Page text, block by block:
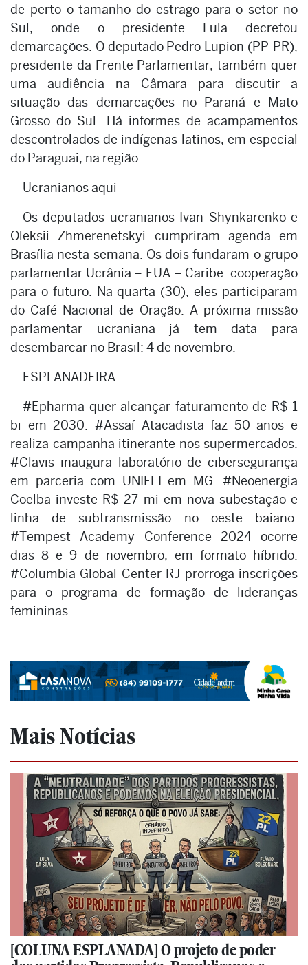
de perto o tamanho do estrago para o setor no
Sul, onde o presidente Lula decretou
demarcações. O deputado Pedro Lupion (PP-PR),
presidente da Frente Parlamentar, também quer
uma audiência na Câmara para discutir a
situação das demarcações no Paraná e Mato
Grosso do Sul. Há informes de acampamentos
descontrolados de indígenas latinos, em especial
do Paraguai, na região.
Ucranianos aqui
Os deputados ucranianos Ivan Shynkarenko e
Oleksii Zhmerenetskyi cumpriram agenda em
Brasília nesta semana. Os dois fundaram o grupo
parlamentar Ucrânia – EUA – Caribe: cooperação
para o futuro. Na quarta (30), eles participaram
do Café Nacional de Oração. A próxima missão
parlamentar ucraniana já tem data para
desembarcar no Brasil: 4 de novembro.
ESPLANADEIRA
#Epharma quer alcançar faturamento de R$ 1
bi em 2030. #Assaí Atacadista faz 50 anos e
realiza campanha itinerante nos supermercados.
#Clavis inaugura laboratório de cibersegurança
em parceria com UNIFEI em MG. #Neoenergia
Coelba investe R$ 27 mi em nova subestação e
linha de subtransmissão no oeste baiano.
#Tempest Academy Conference 2024 ocorre
dias 8 e 9 de novembro, em formato híbrido.
#Columbia Global Center RJ prorroga inscrições
para o programa de formação de lideranças
femininas.
Mais Notícias
[COLUNA ESPLANADA] O projeto de poder